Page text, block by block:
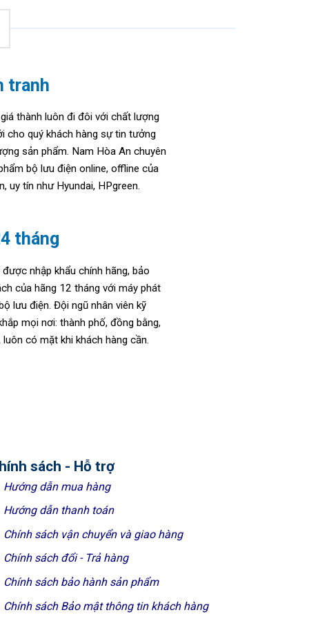
tranh
thành luôn đi đôi với chất lượng
cho quý khách hàng sự tin tưởng
sản phẩm. Nam Hòa An chuyên
bộ lưu điện online, offline của
uy tín như Hyundai, HPgreen.
tháng
nhập khẩu chính hãng, bảo
của hãng 12 tháng với máy phát
lưu điện. Đội ngũ nhân viên kỹ
mọi nơi: thành phố, đồng bằng,
luôn có mặt khi khách hàng cần.
sách - Hỗ trợ
Hướng dẫn mua hàng
Hướng dẫn thanh toán
Chính sách vận chuyển và giao hàng
Chính sách đổi - Trả hàng
Chính sách bảo hành sản phẩm
Chính sách Bảo mật thông tin khách hàng